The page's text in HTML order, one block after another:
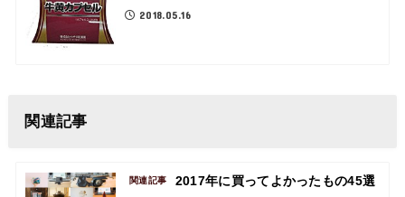
2018.05.16
関連記事
関連記事 2017年に買ってよかったもの45選